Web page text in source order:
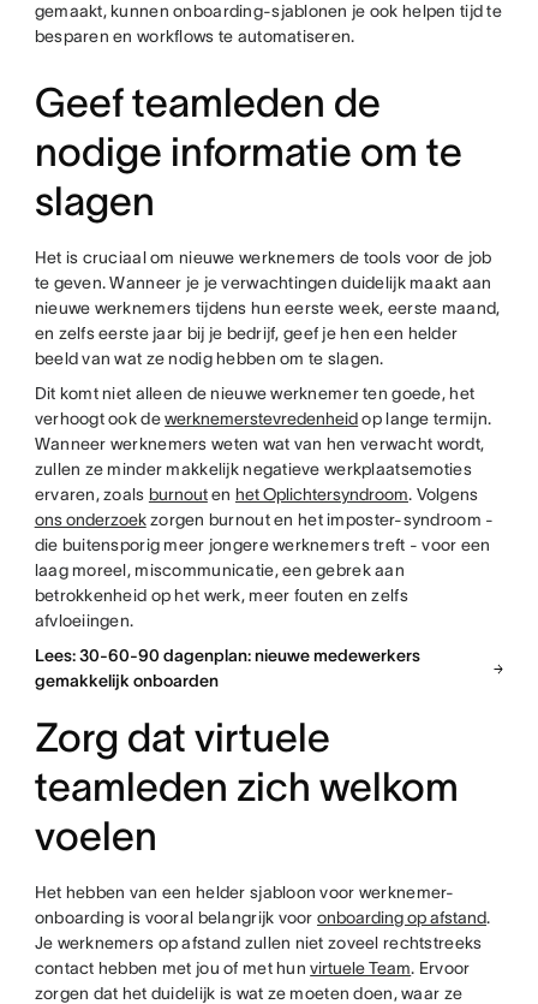
gemaakt, kunnen onboarding-sjablonen je ook helpen tijd te
besparen en workflows te automatiseren.
Geef teamleden de
nodige informatie om te
slagen
Het is cruciaal om nieuwe werknemers de tools voor de job
te geven. Wanneer je je verwachtingen duidelijk maakt aan
nieuwe werknemers tijdens hun eerste week, eerste maand,
en zelfs eerste jaar bij je bedrijf, geef je hen een helder
beeld van wat ze nodig hebben om te slagen.
Dit komt niet alleen de nieuwe werknemer ten goede, het
verhoogt ook dewerknemerstevredenheidop lange termijn.
Wanneer werknemers weten wat van hen verwacht wordt,
zullen ze minder makkelijk negatieve werkplaatsemoties
ervaren, zoals burnouten het Oplichtersyndroom. Volgens
ons onderzoekzorgen burnout en het imposter-syndroom -
die buitensporig meer jongere werknemers treft - voor een
laag moreel, miscommunicatie, een gebrek aan
betrokkenheid op het werk, meer fouten en zelfs
afvloeiingen.
Lees: 30-60-90 dagenplan: nieuwe medewerkers
gemakkelijk onboarden
Zorg dat virtuele
teamleden zich welkom
voelen
Het hebben van een helder sjabloon voor werknemer-
onboarding is vooral belangrijk vooronboarding op afstand.
Je werknemers op afstand zullen niet zoveel rechtstreeks
contact hebben met jou of met hunvirtuele Team. Ervoor
zorgen dat het duidelijk is wat ze moeten doen, waar ze